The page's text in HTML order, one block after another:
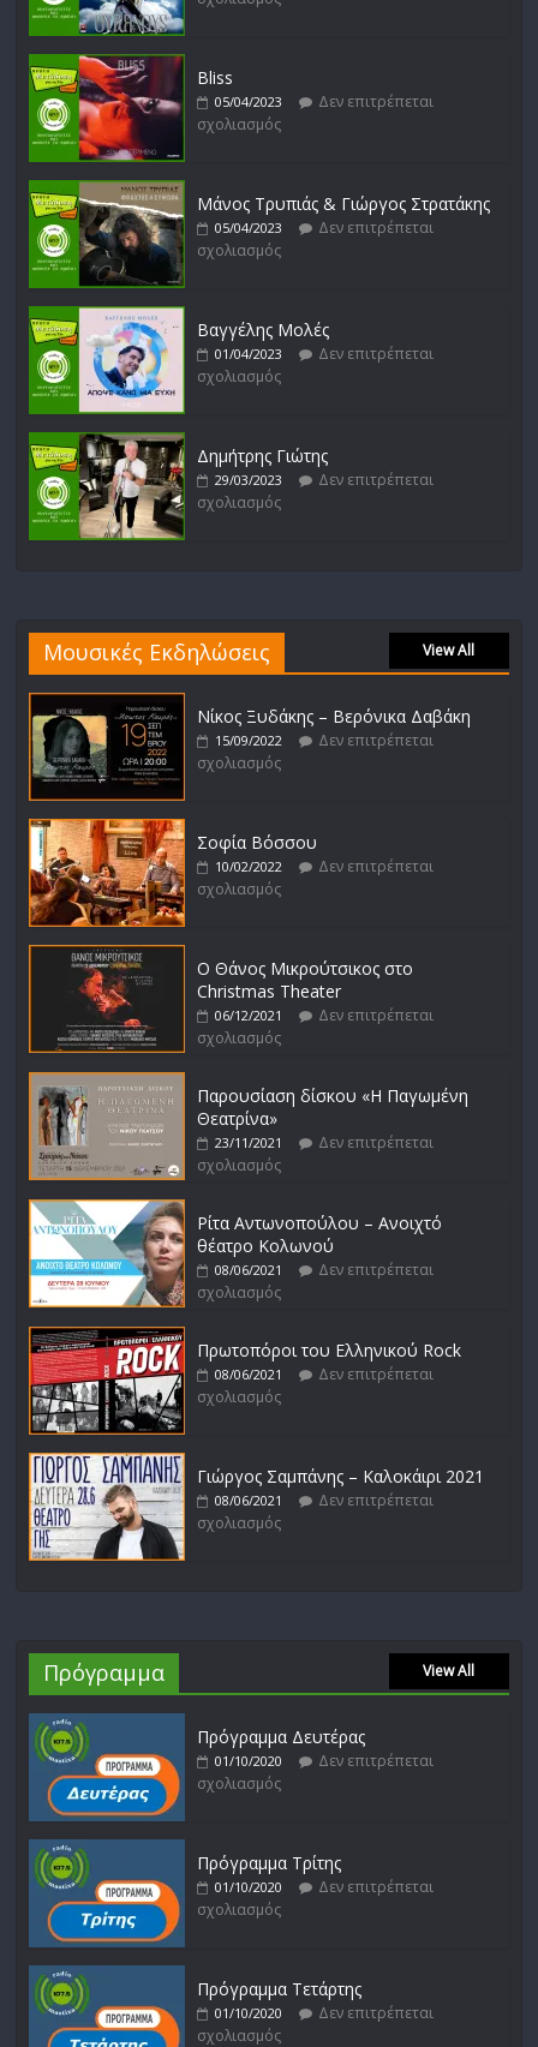
Bliss
05/04/2023
Δεν επιτρέπεται
σχολιασμός
Μάνος Τρυπιάς & Γιώργος Στρατάκης
05/04/2023
Δεν επιτρέπεται
σχολιασμός
Βαγγέλης Μολές
01/04/2023
Δεν επιτρέπεται
σχολιασμός
Δημήτρης Γιώτης
29/03/2023
Δεν επιτρέπεται
σχολιασμός
Μουσικές Εκδηλώσεις View All
Νίκος Ξυδάκης – Βερόνικα Δαβάκη
15/09/2022
Δεν επιτρέπεται
σχολιασμός
Σοφία Βόσσου
10/02/2022
Δεν επιτρέπεται
σχολιασμός
Ο Θάνος Μικρούτσικος στο
Christmas Theater
06/12/2021
Δεν επιτρέπεται
σχολιασμός
Παρουσίαση δίσκου «Η Παγωμένη
Θεατρίνα»
23/11/2021
Δεν επιτρέπεται
σχολιασμός
Ρίτα Αντωνοπούλου – Ανοιχτό
θέατρο Κολωνού
08/06/2021
Δεν επιτρέπεται
σχολιασμός
Πρωτοπόροι του Ελληνικού Rock
08/06/2021
Δεν επιτρέπεται
σχολιασμός
Γιώργος Σαμπάνης – Καλοκάιρι 2021
08/06/2021
Δεν επιτρέπεται
σχολιασμός
Πρόγραμμα View All
Πρόγραμμα Δευτέρας
01/10/2020
Δεν επιτρέπεται
σχολιασμός
Πρόγραμμα Τρίτης
01/10/2020
Δεν επιτρέπεται
σχολιασμός
Πρόγραμμα Τετάρτης
01/10/2020
Δεν επιτρέπεται
σχολιασμός